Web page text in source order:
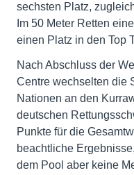
sechsten Platz,
Im 50 Meter Retten
einen Platz in den Top
Nach Abschluss der
Centre wechselten die
Nationen an den
deutschen
Punkte für die
beachtliche
dem Pool aber keine